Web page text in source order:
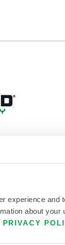
experience and
about your
PRIVACY